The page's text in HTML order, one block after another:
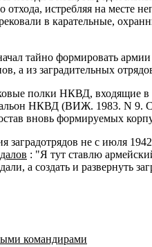
истребляя на месте
в карательные,
тайно формировать
а из заградительных
полки НКВД, входящие
НКВД (ВИЖ. 1983. N 9.
вновь формируемых
не с июля
: "Я тут ставлю
а создать и развернуть
командирами